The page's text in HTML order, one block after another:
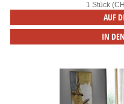
1 Stück
AUF
IN